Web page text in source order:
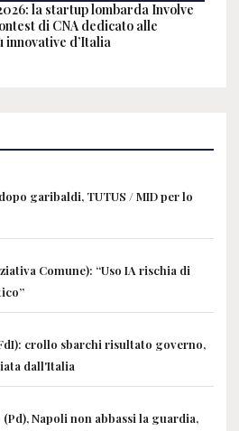
la startup lombarda Involve
di CNA dedicato alle
d’Italia
garibaldi, TUTUS / MID per lo
Comune): “Uso IA rischia di
crollo sbarchi risultato governo,
dall'Italia
Napoli non abbassi la guardia,